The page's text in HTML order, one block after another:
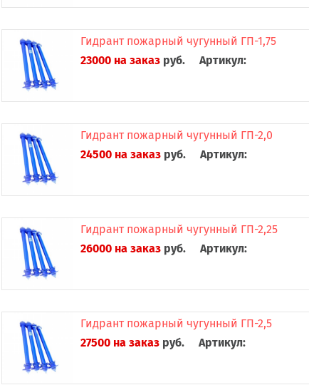
Гидрант пожарный чугунный ГП-1,75
23000 на заказ руб. Артикул:
Гидрант пожарный чугунный ГП-2,0
24500 на заказ руб. Артикул:
Гидрант пожарный чугунный ГП-2,25
26000 на заказ руб. Артикул:
Гидрант пожарный чугунный ГП-2,5
27500 на заказ руб. Артикул: